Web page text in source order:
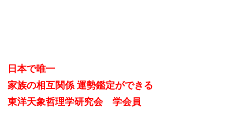
日本で唯一
家族の相互関係 運勢鑑定ができる
東洋天象哲理学研究会 学会員